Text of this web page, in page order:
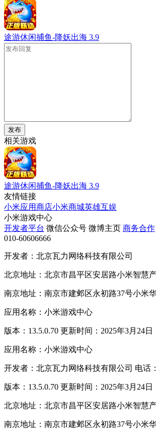
途游休闲捕鱼-降妖出海 3.9
发布
相关游戏
途游休闲捕鱼-降妖出海 3.9
友情链接
小米应用商店小米商城英雄互娱
小米游戏中心
开发者平台 微信公众号 微博主页 商务合作
010-60606666
开发者：北京瓦力网络科技有限公司
北京地址：北京市昌平区安居路小米智慧
南京地址：南京市建邺区永初路37号小米
应用名称：小米游戏中心
版本：13.5.0.70 更新时间：2025年3月24日
应用名称：小米游戏中心
开发者：北京瓦力网络科技有限公司 电话
版本：13.5.0.70 更新时间：2025年3月24日
北京地址：北京市昌平区安居路小米智慧
南京地址：南京市建邺区永初路37号小米